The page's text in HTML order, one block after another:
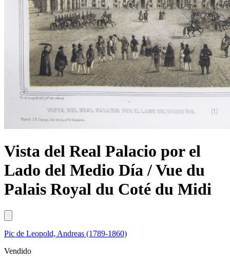
Vista del Real Palacio por el
Lado del Medio Día / Vue du
Palais Royal du Coté du Midi
Pic de Leopold, Andreas (1789-1860)
Vendido